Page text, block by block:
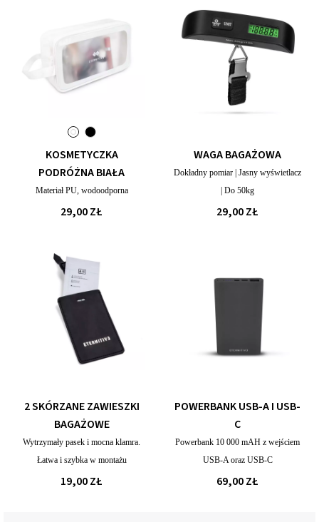
KOSMETYCZKA
PODRÓŻNA BIAŁA
Materiał PU, wodoodporna
29,00 ZŁ
WAGA BAGAŻOWA
Dokładny pomiar | Jasny wyświetlacz
| Do 50kg
29,00 ZŁ
2 SKÓRZANE ZAWIESZKI
BAGAŻOWE
Wytrzymały pasek i mocna klamra.
Łatwa i szybka w montażu
19,00 ZŁ
POWERBANK USB-A I USB-
C
Powerbank 10 000 mAH z wejściem
USB-A oraz USB-C
69,00 ZŁ